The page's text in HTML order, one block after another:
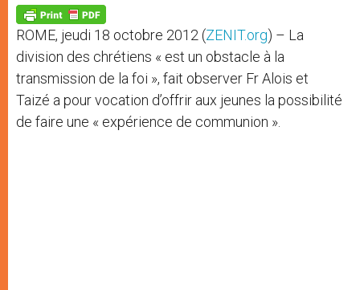
p
p
g
e
r
o
k
ROME, jeudi 18 octobre 2012 (ZENIT.org) – La
division des chrétiens « est un obstacle à la
transmission de la foi », fait observer Fr Alois et
Taizé a pour vocation d’offrir aux jeunes la possibilité
de faire une « expérience de communion ».